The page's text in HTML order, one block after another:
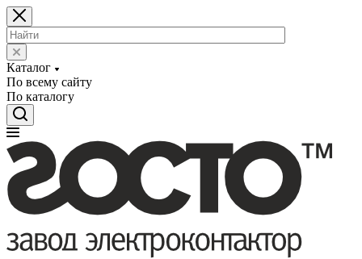
Каталог
По всему сайту
По каталогу